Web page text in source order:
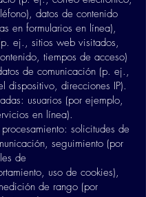
datos de contenido
en formularios en línea),
ej., sitios web visitados,
tiempos de acceso)
de comunicación (p. ej.,
dispositivo, direcciones IP).
usuarios (por ejemplo,
en línea).
solicitudes de
seguimiento (por
de
uso de cookies),
de rango (por